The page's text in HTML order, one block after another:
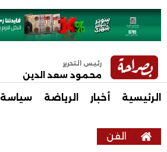
رئيس التحرير
محمود سعد الدين
الرئيسية أخبار الرياضة سياسة
الفن